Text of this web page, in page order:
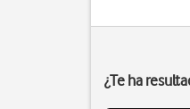
¿Te ha